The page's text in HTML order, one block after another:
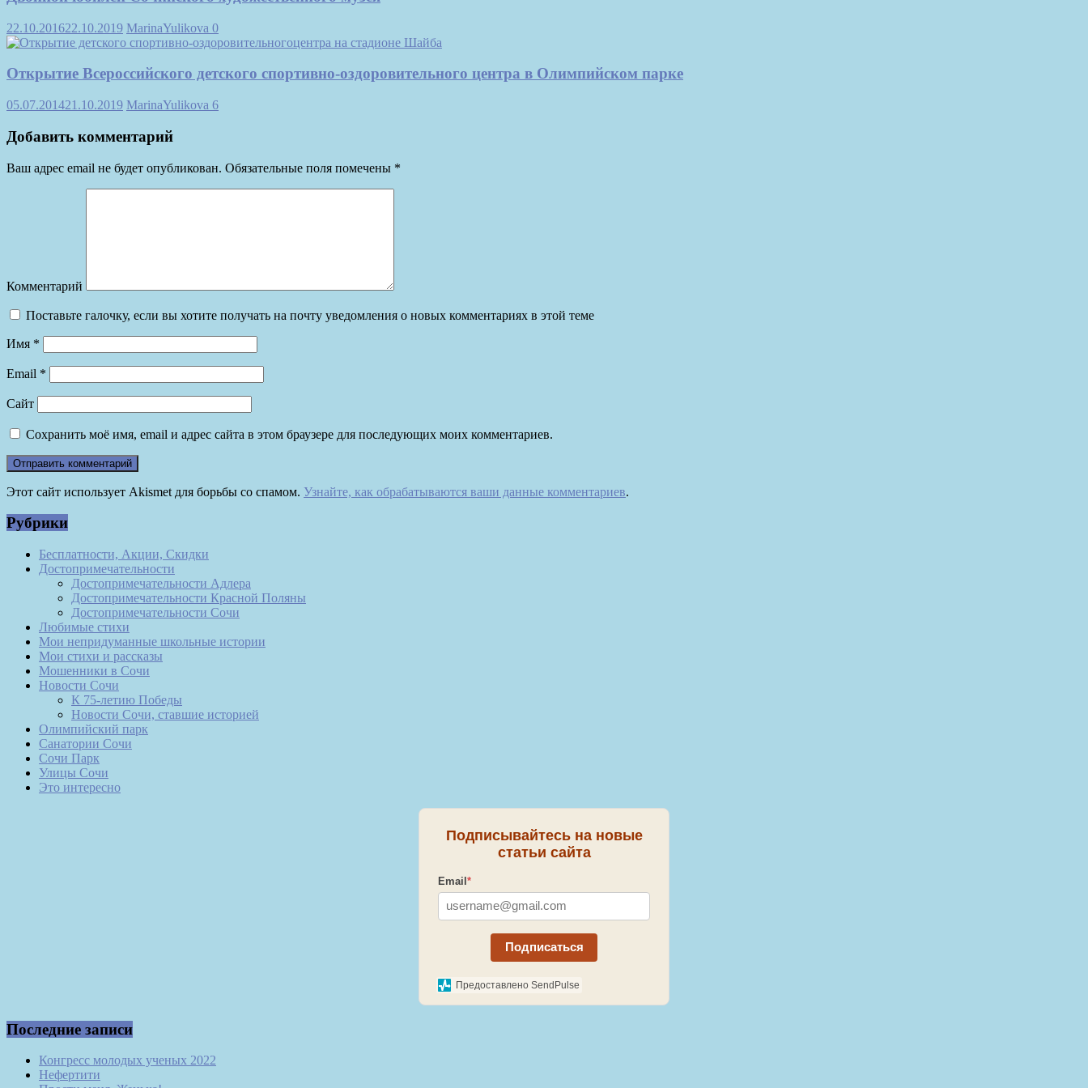
22.10.201622.10.2019 MarinaYulikova 0
Открытие Всероссийского детского спортивно-оздоровительного центра в Олимпийском парке
05.07.201421.10.2019 MarinaYulikova 6
Добавить комментарий
Ваш адрес email не будет опубликован. Обязательные поля помечены *
Комментарий
Поставьте галочку, если вы хотите получать на почту уведомления о новых комментариях в этой теме
Имя *
Email *
Сайт
Сохранить моё имя, email и адрес сайта в этом браузере для последующих моих комментариев.
Этот сайт использует Akismet для борьбы со спамом. Узнайте, как обрабатываются ваши данные комментариев.
Рубрики
Бесплатности, Акции, Скидки
Достопримечательности
Достопримечательности Адлера
Достопримечательности Красной Поляны
Достопримечательности Сочи
Любимые стихи
Мои непридуманные школьные истории
Мои стихи и рассказы
Мошенники в Сочи
Новости Сочи
К 75-летию Победы
Новости Сочи, ставшие историей
Олимпийский парк
Санатории Сочи
Сочи Парк
Улицы Сочи
Это интересно
Подписывайтесь на новые
статьи сайта
Email *
Подписаться
Предоставлено SendPulse
Последние записи
Конгресс молодых ученых 2022
Нефертити